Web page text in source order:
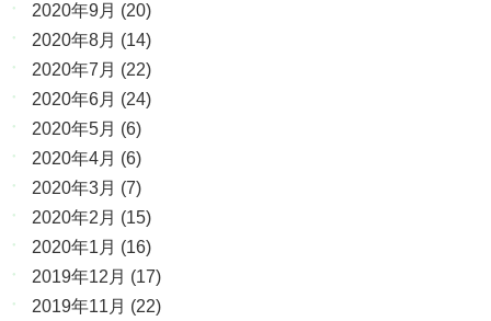
2020年9月 (20)
2020年8月 (14)
2020年7月 (22)
2020年6月 (24)
2020年5月 (6)
2020年4月 (6)
2020年3月 (7)
2020年2月 (15)
2020年1月 (16)
2019年12月 (17)
2019年11月 (22)